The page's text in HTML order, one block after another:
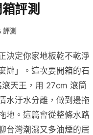
評測
評測
決定你家地板乾不乾淨
辦」。這次要開箱的石
天王，用 27cm 滾筒
水汙水分離，做到邊拖
地。這篇會從整條水路
台灣潮濕又多油煙的居